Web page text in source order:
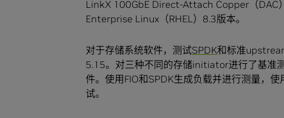
LinkX 100GbE Direct-Attach Copper（DAC
Enterprise Linux（RHEL）8.3版本。
对于存储系统软件，测试SPDK和标准
5.15。对三种不同的存储initiator进行了基准
件。使用FIO和SPDK生成负载并进行测量，
试。